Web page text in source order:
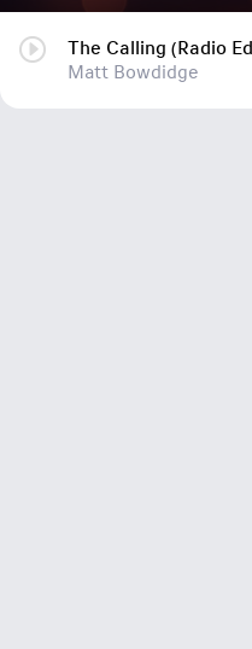
The Calling (Radio
Matt Bowdidge